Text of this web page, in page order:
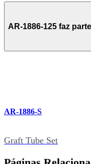
AR-1886-125 faz
AR-1886-S
Graft Tube Set